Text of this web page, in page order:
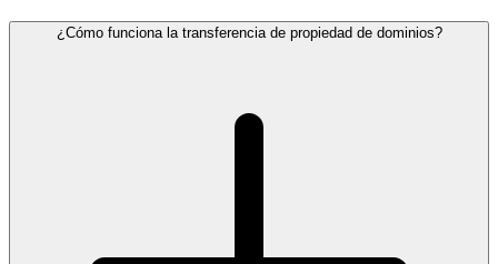
¿Cómo funciona la transferencia de propiedad de dominios?